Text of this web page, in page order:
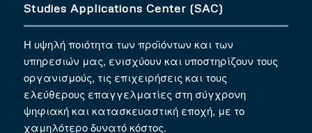
Studies Applications Center (SAC)
Η υψηλή ποιότητα των προϊόντων και των
υπηρεσιών μας, ενισχύουν και υποστηρίζουν τους
οργανισμούς, τις επιχειρήσεις και τους
ελεύθερους επαγγελματίες στη σύγχρονη
ψηφιακή και κατασκευαστική εποχή, με το
χαμηλότερο δυνατό κόστος.